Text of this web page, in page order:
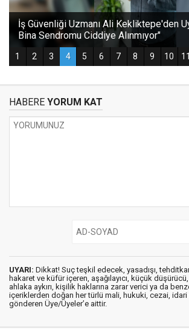
HABERE YORUM KAT
UYARI: Dikkat! Suç teşkil edecek, yasadışı,
hakaret ve küfür içeren, aşağılayıcı, küçük
ahlaka aykırı, kişilik haklarına zarar verici ya da
içeriklerden doğan her türlü mali, hukuki, cezai,
gönderen Üye/Üyeler’e aittir.